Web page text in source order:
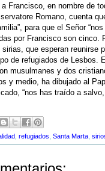
a Francisco, en nombre de
Romano, cuenta
para que el Señor
por Francisco son cinco.
que esperan reunirse
de refugiados de Lesbos.
musulmanes y dos
y medio, ha dibujado al
“nos has traído a
refugiados Santa Marta